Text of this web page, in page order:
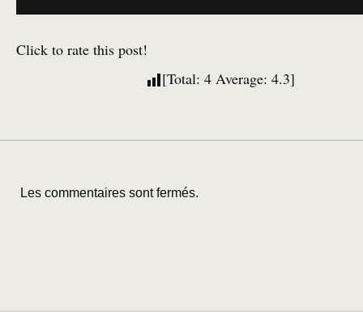
Click to rate this post!
[Total: 4 Average: 4.3]
Les commentaires sont fermés.